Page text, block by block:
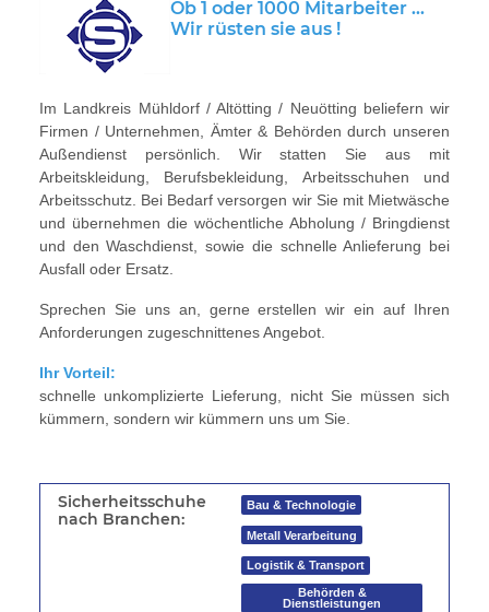
Ob 1 oder 1000 Mitarbeiter ...
Wir rüsten sie aus !
Im Landkreis Mühldorf / Altötting / Neuötting beliefern wir
Firmen / Unternehmen, Ämter & Behörden durch unseren
Außendienst persönlich. Wir statten Sie aus mit
Arbeitskleidung, Berufsbekleidung, Arbeitsschuhen und
Arbeitsschutz. Bei Bedarf versorgen wir Sie mit Mietwäsche
und übernehmen die wöchentliche Abholung / Bringdienst
und den Waschdienst, sowie die schnelle Anlieferung bei
Ausfall oder Ersatz.
Sprechen Sie uns an, gerne erstellen wir ein auf Ihren
Anforderungen zugeschnittenes Angebot.
Ihr Vorteil:
schnelle unkomplizierte Lieferung, nicht Sie müssen sich
kümmern, sondern wir kümmern uns um Sie.
Sicherheitsschuhe
nach Branchen:
Bau & Technologie
Metall Verarbeitung
Logistik & Transport
Behörden &
Dienstleistungen